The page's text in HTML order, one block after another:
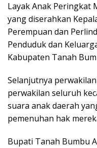
Layak Anak Peringkat
yang diserahkan
Perempuan dan
Penduduk dan
Kabupaten Tanah
Selanjutnya
perwakilan seluruh
suara anak daerah
pemenuhan hak
Bupati Tanah Bumbu